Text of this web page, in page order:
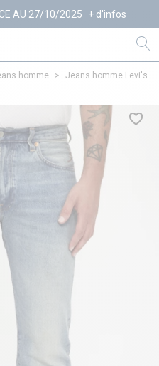
10/2025 + d'infos
homme >
Jeans homme Levi's